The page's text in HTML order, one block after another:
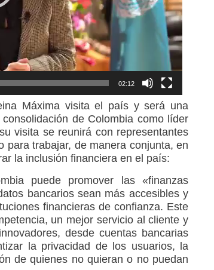
02:12
Máxima visita el país y será una
de Colombia como líder
visita se reunirá con representantes
para trabajar, de manera conjunta, en
la inclusión financiera en el país:
puede promover las «finanzas
bancarios sean más accesibles y
financieras de confianza. Este
un mejor servicio al cliente y
desde cuentas bancarias
la privacidad de los usuarios, la
de quienes no quieran o no puedan